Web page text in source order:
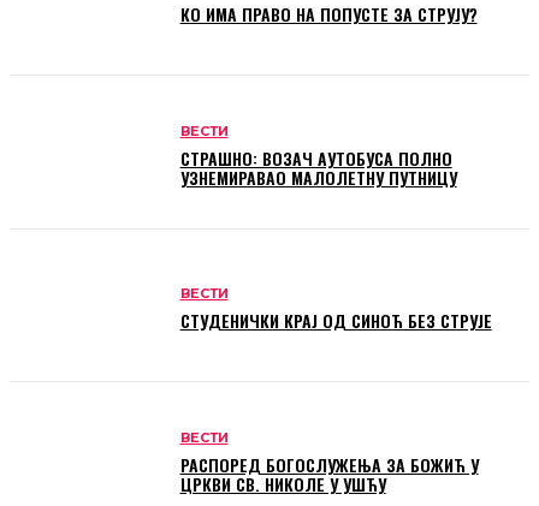
КО ИМА ПРАВО НА ПОПУСТЕ ЗА СТРУЈУ?
ВЕСТИ
СТРАШНО: ВОЗАЧ АУТОБУСА ПОЛНО
УЗНЕМИРАВАО МАЛОЛЕТНУ ПУТНИЦУ
ВЕСТИ
СТУДЕНИЧКИ КРАЈ ОД СИНОЋ БЕЗ СТРУЈЕ
ВЕСТИ
РАСПОРЕД БОГОСЛУЖЕЊА ЗА БОЖИЋ У
ЦРКВИ СВ. НИКОЛЕ У УШЋУ